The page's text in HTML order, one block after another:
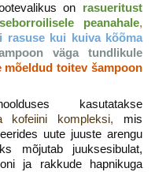
on rasueritust
peanahale,
rasuse kui kuiva kõõma
väga tundlikule
mõeldud toitev šampoon
kasutatakse
kofeiini kompleksi, mis
uute juuste arengu
mõjutab juuksesibulat,
ja rakkude hapnikuga